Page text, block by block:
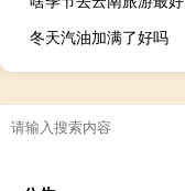
冬天汽油加满了好吗